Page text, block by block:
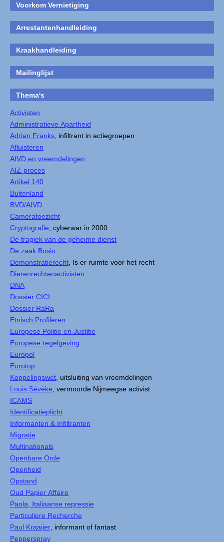
Voorkom Vernietiging
Arrestantenhandleiding
Kraakhandleiding
Mailinglijst
Thema's
Activisten
Administratieve Apartheid
Adrian Franks , infiltrant in actiegroepen
Afluisteren
AIVD en vreemdelingen
AIZ-proces
Artikel 140
Buitenland
BVD/AIVD
Cameratoezicht
Cryptografie , cyberwar in 2000
De tragiek van de geheime dienst
De zaak Bosio
Demonstratierecht , Is er ruimte voor het recht
Dierenrechtenactivisten
DNA
Dossier CICI
Dossier RaRa
Etnisch Profileren
Europese Politie en Justitie
Europese regelgeving
Europol
Eurotop
Koppelingswet , uitsluiting van vreemdelingen
Louis Sévèke , vermoorde Nijmeegse activist
ICAMS
Identificatieplicht
Informanten & Infiltranten
Migratie
Multinationals
Openbare Orde
Openheid
Opstand
Oud Papier Affaire
Paola, Italiaanse repressie
Particuliere Recherche
Paul Kraaijer , informant of fantast
Pepperspray